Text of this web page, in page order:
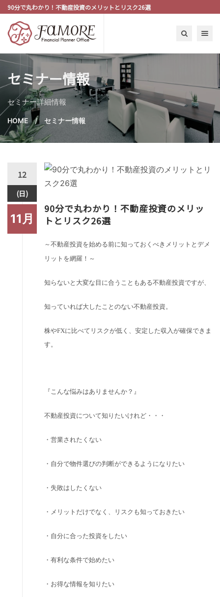
90分で丸わかり！不動産投資のメリットとリスク26選
Toggle
セミナー情報
セミナー詳細情報
HOME セミナー情報
12
(日)
11月
90分で丸わかり！不動産投資のメリッ
トとリスク26選
～不動産投資を始める前に知っておくべきメリットとデメ
リットを網羅！～
知らないと大変な目に合うこともある不動産投資ですが、
知っていれば大したことのない不動産投資。
株やFXに比べてリスクが低く、安定した収入が確保できま
す。
『こんな悩みはありませんか？』
不動産投資について知りたいけれど・・・
・営業されたくない
・自分で物件選びの判断ができるようになりたい
・失敗はしたくない
・メリットだけでなく、リスクも知っておきたい
・自分に合った投資をしたい
・有利な条件で始めたい
・お得な情報を知りたい